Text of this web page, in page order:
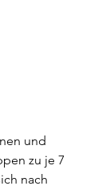
und
zu je 7
nach